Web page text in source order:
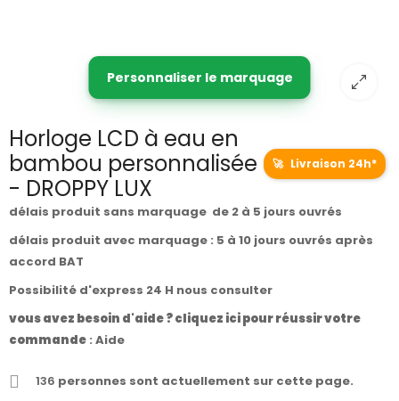
Personnaliser le marquage
Horloge LCD à eau en
bambou personnalisée
- DROPPY LUX
🚀 Livraison 24h*
délais produit sans marquage de 2 à 5 jours ouvrés
délais produit avec marquage : 5 à 10 jours ouvrés après
accord BAT
Possibilité d'express 24 H nous consulter
vous avez besoin d'aide ? cliquez ici pour réussir votre
commande : Aide
136 personnes sont actuellement sur cette page.